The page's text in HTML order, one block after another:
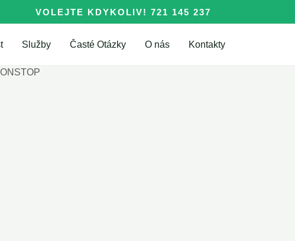
VOLEJTE KDYKOLIV! 721 145 237
Služby Časté Otázky O nás Kontakty